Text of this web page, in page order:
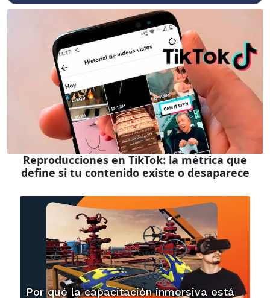
Reproducciones en TikTok: la métrica que
define si tu contenido existe o desaparece
Por qué la capacitación inmersiva está